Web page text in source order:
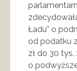
Ładu” o
od podatku
zł do 30 tys.
o